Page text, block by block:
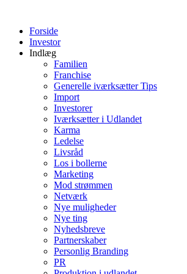
indholdForside
Investor
Indlæg
Familien
Franchise
Generelle iværksætter Tips
Import
Investorer
Iværksætter i Udlandet
Karma
Ledelse
Livsråd
Los i bollerne
Marketing
Mod strømmen
Netværk
Nye muligheder
Nye ting
Nyhedsbreve
Partnerskaber
Personlig Branding
PR